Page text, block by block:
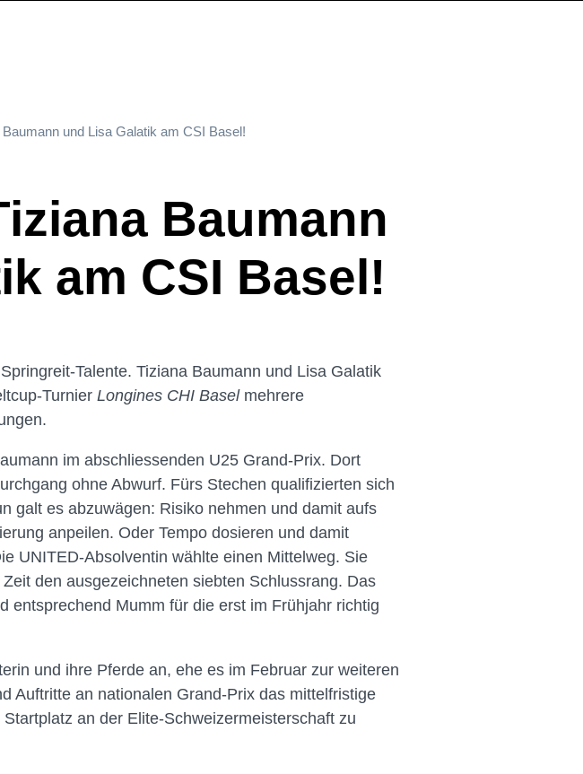
und Lisa Galatik am CSI Basel!
Baumann
am CSI Basel!
Talente. Tiziana Baumann und Lisa Galatik
Turnier Longines CHI Baselmehrere
im abschliessenden U25 Grand-Prix. Dort
ohne Abwurf. Fürs Stechen qualifizierten sich
galt es abzuwägen: Risiko nehmen und damit aufs
anpeilen. Oder Tempo dosieren und damit
UNITED-Absolventin wählte einen Mittelweg. Sie
den ausgezeichneten siebten Schlussrang. Das
entsprechend Mumm für die erst im Frühjahr richtig
und ihre Pferde an, ehe es im Februar zur weiteren
Auftritte an nationalen Grand-Prix das mittelfristige
an der Elite-Schweizermeisterschaft zu